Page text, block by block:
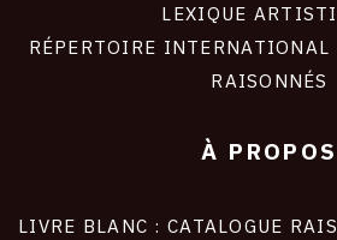
LEXIQUE
RÉPERTOIRE INTERNATIONAL
RAISONNÉS
À PROPOS
LIVRE BLANC : CATALOGUE